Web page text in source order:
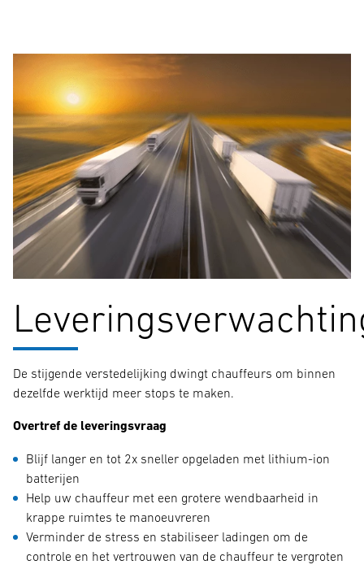
De stijgende verstedelijking dwingt chauffeurs om binnen
dezelfde werktijd meer stops te maken.
Overtref de leveringsvraag
Blijf langer en tot 2x sneller opgeladen met lithium-ion
batterijen
Help uw chauffeur met een grotere wendbaarheid in
krappe ruimtes te manoeuvreren
Verminder de stress en stabiliseer ladingen om de
controle en het vertrouwen van de chauffeur te vergroten